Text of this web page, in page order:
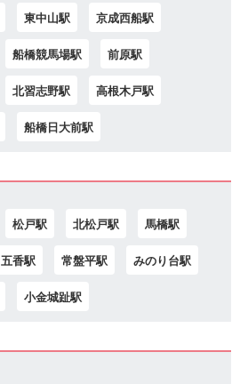
東中山駅 京成西船駅
船橋競馬場駅 前原駅
北習志野駅 高根木戸駅
船橋日大前駅
松戸駅 北松戸駅 馬橋駅
五香駅 常盤平駅 みのり台駅
小金城趾駅